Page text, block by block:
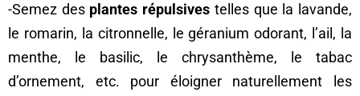
-Semez des plantes répulsives telles que la lavande,
le romarin, la citronnelle, le géranium odorant, l’ail, la
menthe, le basilic, le chrysanthème, le tabac
d’ornement, etc. pour éloigner naturellement les